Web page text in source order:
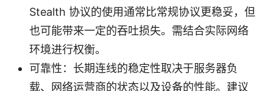
Stealth 协议的使用通常比常规协议更稳妥，但
也可能带来一定的吞吐损失。需结合实际网络
环境进行权衡。
可靠性：长期连线的稳定性取决于服务器负
载、网络运营商的状态以及设备的性能。建议